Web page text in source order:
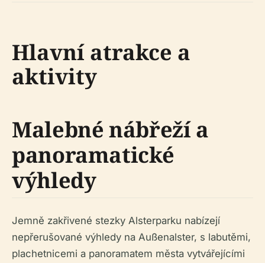
Hlavní atrakce a
aktivity
Malebné nábřeží a
panoramatické
výhledy
Jemně zakřivené stezky Alsterparku nabízejí
nepřerušované výhledy na Außenalster, s labutěmi,
plachetnicemi a panoramatem města vytvářejícími